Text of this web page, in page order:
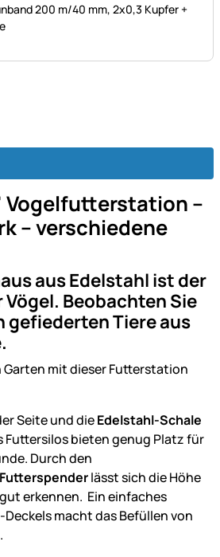
200 m/40 mm, 2x0,3 Kupfer +
–
– verschiedene
aus Edelstahl ist der
Beobachten Sie
gefiederten Tiere aus
Garten mit dieser Futterstation
Seite und dieEdelstahl-Schale
Futtersilos bieten genug Platz für
Durch den
lässt sich die Höhe
erkennen. Ein einfaches
macht das Befüllen von